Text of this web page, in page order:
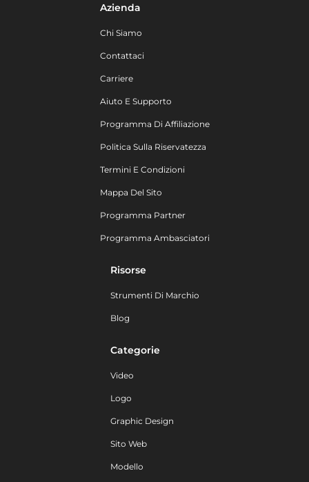
Azienda
Chi Siamo
Contattaci
Carriere
Aiuto E Supporto
Programma Di Affiliazione
Politica Sulla Riservatezza
Termini E Condizioni
Mappa Del Sito
Programma Partner
Programma Ambasciatori
Risorse
Strumenti Di Marchio
Blog
Categorie
Video
Logo
Graphic Design
Sito Web
Modello